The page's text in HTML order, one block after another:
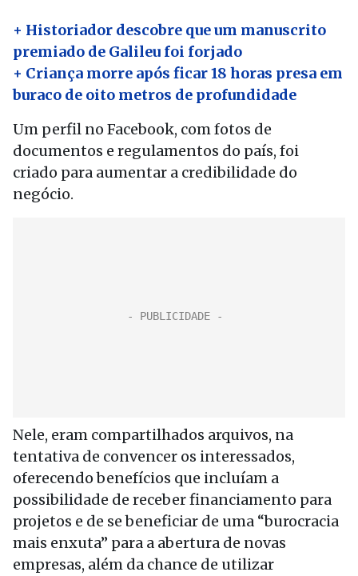
+ Historiador descobre que um manuscrito
premiado de Galileu foi forjado
+ Criança morre após ficar 18 horas presa em
buraco de oito metros de profundidade
Um perfil no Facebook, com fotos de
documentos e regulamentos do país, foi
criado para aumentar a credibilidade do
negócio.
Nele, eram compartilhados arquivos, na
tentativa de convencer os interessados,
oferecendo benefícios que incluíam a
possibilidade de receber financiamento para
projetos e de se beneficiar de uma “burocracia
mais enxuta” para a abertura de novas
empresas, além da chance de utilizar